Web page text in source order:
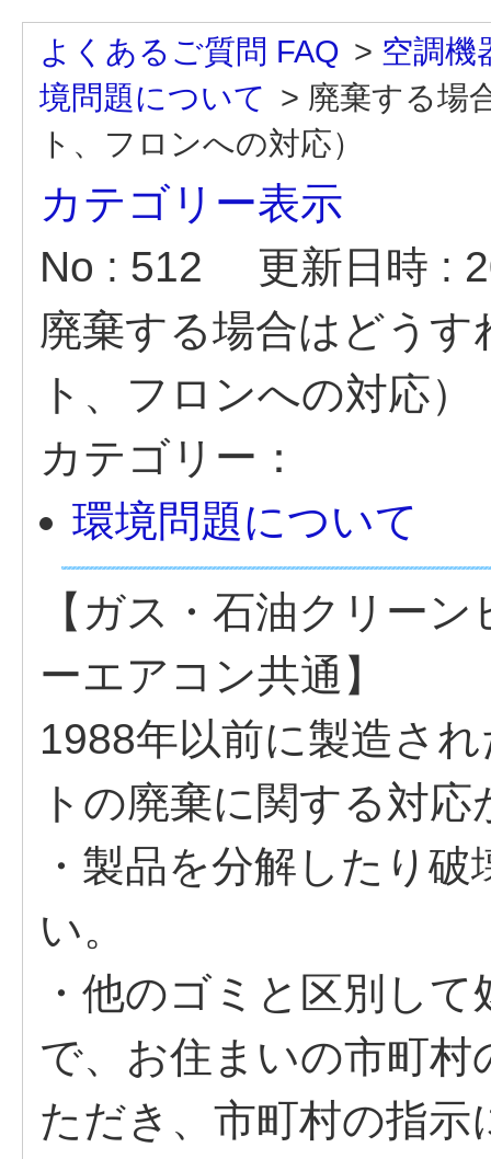
よくあるご質問 FAQ > 空調機
境問題について > 廃棄する場
ト、フロンへの対応）
カテゴリー表示
No : 512
更新日時 :
廃棄する場合はどう
ト、フロンへの対応）
カテゴリー：
環境問題について
【ガス・石油クリー
ーエアコン共通】
1988年以前に製造さ
トの廃棄に関する対
・製品を分解したり
い。
・他のゴミと区別し
で、お住まいの市町
ただき、市町村の指